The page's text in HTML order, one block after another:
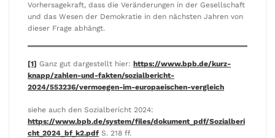
Vorhersagekraft, dass die Veränderungen in der Gesellschaft
und das Wesen der Demokratie in den nächsten Jahren von
dieser Frage abhängt.
[1] Ganz gut dargestellt hier: https://www.bpb.de/kurz-
knapp/zahlen-und-fakten/sozialbericht-
2024/553236/vermoegen-im-europaeischen-vergleich
siehe auch den Sozialbericht 2024:
https://www.bpb.de/system/files/dokument_pdf/Sozialberi
cht_2024_bf_k2.pdf S. 218 ff.